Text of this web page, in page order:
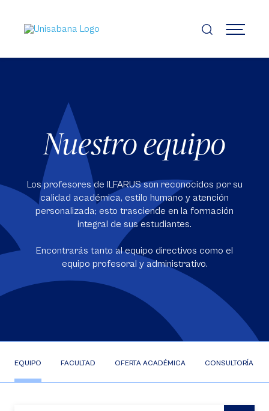
contenido
principal
MENÚ
Nuestro equipo
Los profesores de ILFARUS son reconocidos por su
calidad académica, estilo humano y atención
personalizada; esto trasciende en la formación
integral de sus estudiantes.
Encontrarás tanto al equipo directivos como el
equipo profesoral y administrativo.
EQUIPO FACULTAD OFERTA ACADÉMICA CONSULTORÍA EFR